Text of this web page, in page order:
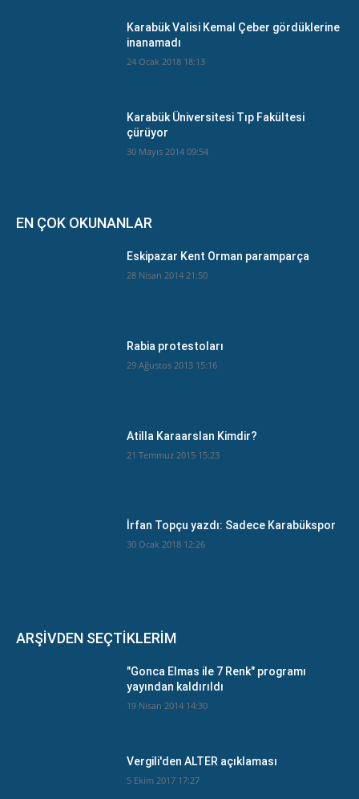
Karabük Valisi Kemal Çeber gördüklerine
inanamadı
24 Ocak 2018 18:13
Karabük Üniversitesi Tıp Fakültesi
çürüyor
30 Mayıs 2014 09:54
EN ÇOK OKUNANLAR
Eskipazar Kent Orman paramparça
28 Nisan 2014 21:50
Rabia protestoları
29 Ağustos 2013 15:16
Atilla Karaarslan Kimdir?
21 Temmuz 2015 15:23
İrfan Topçu yazdı: Sadece Karabükspor
30 Ocak 2018 12:26
ARŞİVDEN SEÇTİKLERİM
"Gonca Elmas ile 7 Renk" programı
yayından kaldırıldı
19 Nisan 2014 14:30
Vergili'den ALTER açıklaması
5 Ekim 2017 17:27